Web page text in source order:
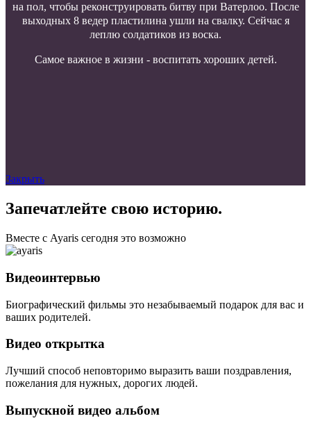
на пол, чтобы реконструировать битву при Ватерлоо. После
выходных 8 ведер пластилина ушли на свалку. Сейчас я
леплю солдатиков из воска.
Самое важное в жизни - воспитать хороших детей.
Закрыть
Запечатлейте свою историю.
Вместе с Ayaris сегодня это возможно
Видеоинтервью
Биографический фильмы это незабываемый подарок для вас и
ваших родителей.
Видео открытка
Лучший способ неповторимо выразить ваши поздравления,
пожелания для нужных, дорогих людей.
Выпускной видео альбом